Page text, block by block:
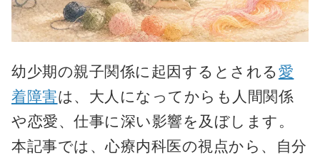
幼少期の親子関係に起因するとされる愛
着障害は、大人になってからも人間関係
や恋愛、仕事に深い影響を及ぼします。
本記事では、心療内科医の視点から、自分